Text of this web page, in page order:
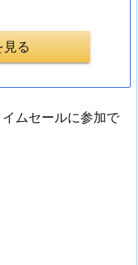
る
ムセールに参加で